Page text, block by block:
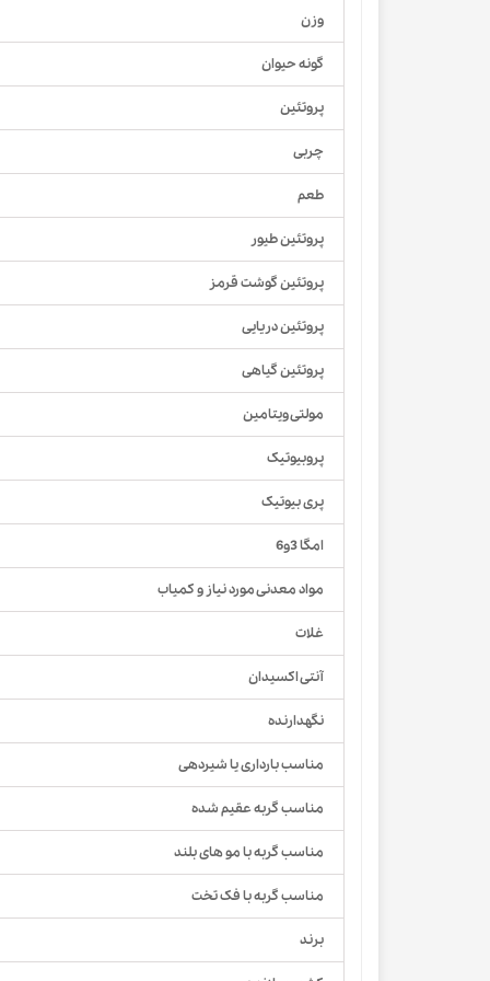
وزن
گونه حیوان
پروتئین
چربی
طعم
پروتئین طیور
پروتئین گوشت قرمز
پروتئین دریایی
پروتئین گیاهی
مولتی ویتامین
پروبیوتیک
پری بیوتیک
امگا 3و6
مواد معدنی مورد نیاز و کمیاب
غلات
آنتی اکسیدان
نگهدارنده
مناسب بارداری یا شیردهی
مناسب گربه عقیم شده
مناسب گربه با مو های بلند
مناسب گربه با فک تخت
برند